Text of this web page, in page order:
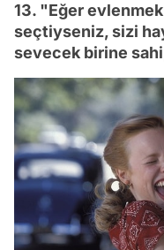
13. "Eğer evlenmek
seçtiyseniz, sizi
sevecek birine